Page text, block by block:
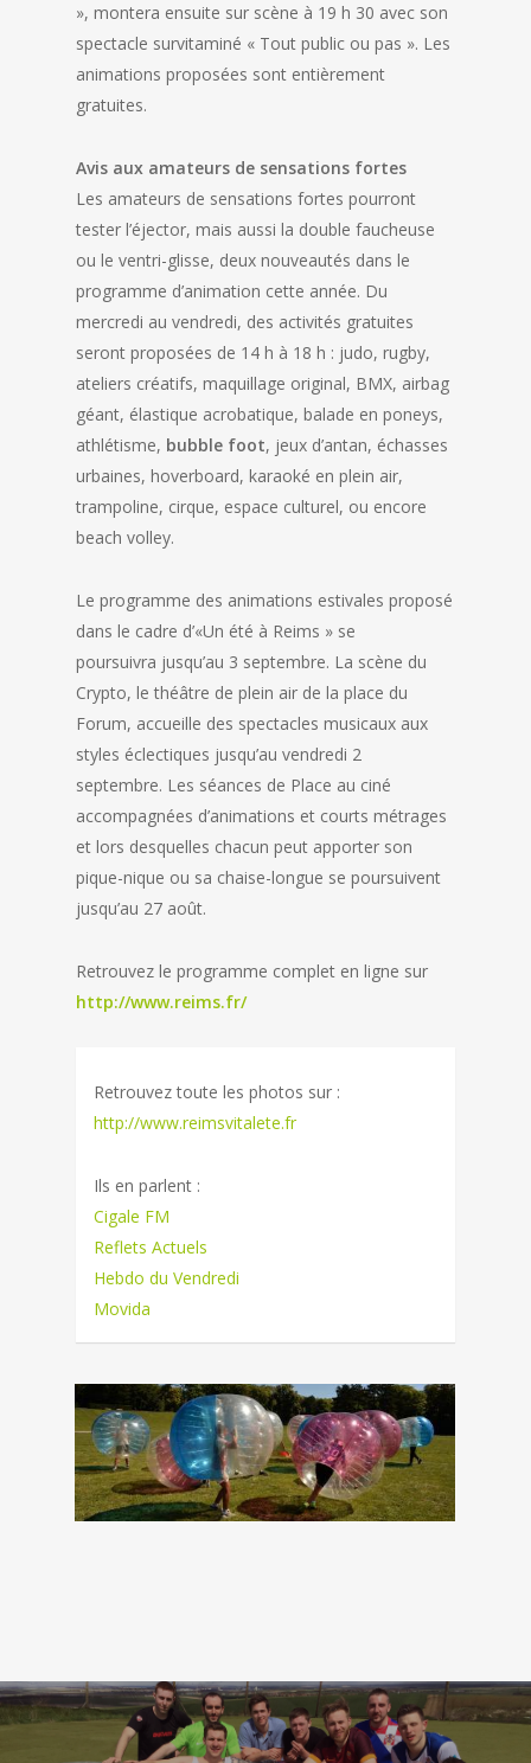
», montera ensuite sur scène à 19 h 30 avec son
spectacle survitaminé « Tout public ou pas ». Les
animations proposées sont entièrement
gratuites.
Avis aux amateurs de sensations fortes
Les amateurs de sensations fortes pourront
tester l’éjector, mais aussi la double faucheuse
ou le ventri-glisse, deux nouveautés dans le
programme d’animation cette année. Du
mercredi au vendredi, des activités gratuites
seront proposées de 14 h à 18 h : judo, rugby,
ateliers créatifs, maquillage original, BMX, airbag
géant, élastique acrobatique, balade en poneys,
athlétisme, bubble foot, jeux d’antan, échasses
urbaines, hoverboard, karaoké en plein air,
trampoline, cirque, espace culturel, ou encore
beach volley.
Le programme des animations estivales proposé
dans le cadre d’«Un été à Reims » se
poursuivra jusqu’au 3 septembre. La scène du
Crypto, le théâtre de plein air de la place du
Forum, accueille des spectacles musicaux aux
styles éclectiques jusqu’au vendredi 2
septembre. Les séances de Place au ciné
accompagnées d’animations et courts métrages
et lors desquelles chacun peut apporter son
pique-nique ou sa chaise-longue se poursuivent
jusqu’au 27 août.
Retrouvez le programme complet en ligne sur
http://www.reims.fr/
Retrouvez toute les photos sur :
http://www.reimsvitalete.fr
Ils en parlent :
Cigale FM
Reflets Actuels
Hebdo du Vendredi
Movida